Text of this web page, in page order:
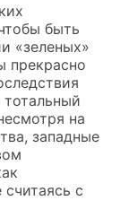
быть
«зеленых»
прекрасно
на
западные
с